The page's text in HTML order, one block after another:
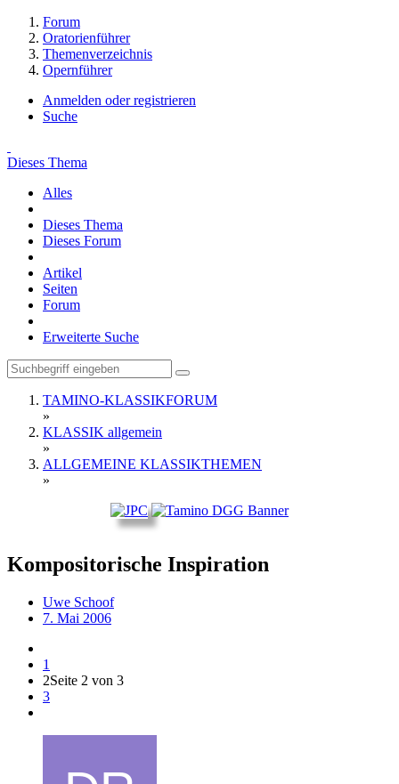
Forum
Oratorienführer
Themenverzeichnis
Opernführer
Anmelden oder registrieren
Suche
Dieses Thema
Alles
Dieses Thema
Dieses Forum
Artikel
Seiten
Forum
Erweiterte Suche
TAMINO-KLASSIKFORUM
»
KLASSIK allgemein
»
ALLGEMEINE KLASSIKTHEMEN
»
Kompositorische Inspiration
Uwe Schoof
7. Mai 2006
1
2Seite 2 von 3
3